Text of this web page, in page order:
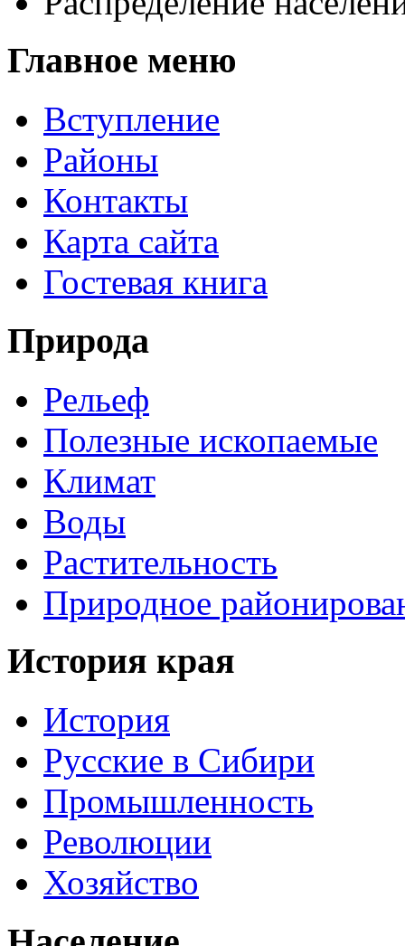
Главное меню
Вступление
Районы
Контакты
Карта сайта
Гостевая книга
Природа
Рельеф
Полезные ископаемые
Климат
Воды
Растительность
Природное
История края
История
Русские в Сибири
Промышленность
Революции
Хозяйство